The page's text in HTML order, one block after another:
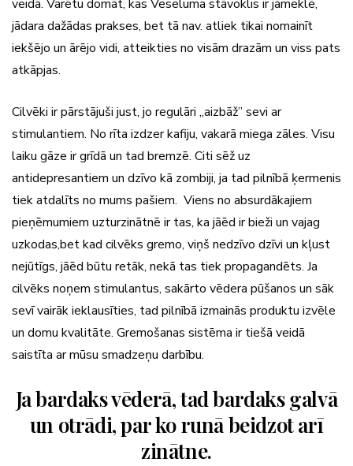
veidā. Varētu domāt, kas Veseluma stāvoklis ir jāmeklē,
jādara dažādas prakses, bet tā nav. atliek tikai nomainīt
iekšējo un ārējo vidi, atteikties no visām drazām un viss pats
atkāpjas.
Cilvēki ir pārstājuši just, jo regulāri „aizbāž” sevi ar
stimulantiem. No rīta izdzer kafiju, vakarā miega zāles. Visu
laiku gāze ir grīdā un tad bremzē. Citi sēž uz
antidepresantiem un dzīvo kā zombiji, ja tad pilnībā ķermenis
tiek atdalīts no mums pašiem. Viens no absurdākajiem
pieņēmumiem uzturzinātnē ir tas, ka jāēd ir bieži un vajag
uzkodas,bet kad cilvēks gremo, viņš nedzīvo dzīvi un kļust
nejūtīgs, jāēd būtu retāk, nekā tas tiek propagandēts. Ja
cilvēks noņem stimulantus, sakārto vēdera pūšanos un sāk
sevī vairāk ieklausīties, tad pilnībā izmainās produktu izvēle
un domu kvalitāte. Gremošanas sistēma ir tiešā veidā
saistīta ar mūsu smadzeņu darbību.
Ja bardaks vēderā, tad bardaks galvā
un otrādi, par ko runā beidzot arī
zinātne.